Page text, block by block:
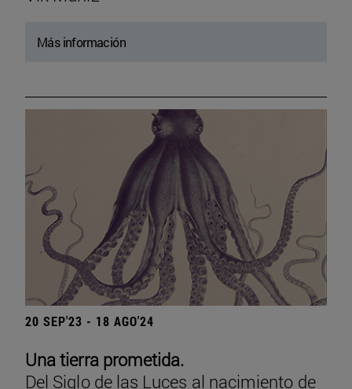
Más información
20 SEP'23 - 18 AGO'24
Una tierra prometida.
Del Siglo de las Luces al nacimiento de